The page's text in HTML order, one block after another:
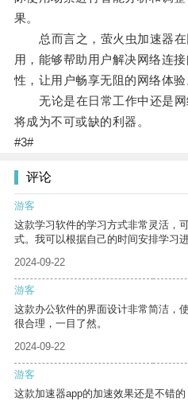
果。
总而言之，萤火虫加速器在
用，能够帮助用户解决网络连
性，让用户畅享无阻的网络体验
无论是在日常工作中还是网
将成为不可或缺的利器。
#3#
评论
游客
这款学习软件的学习方式非常灵活，
式。我可以根据自己的时间安排学习进
2024-09-22
游客
这款办公软件的界面设计非常简洁，
很合理，一目了然。
2024-09-22
游客
这款加速器app的加速效果还是不错